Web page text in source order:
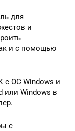
для
и
и с помощью
с ОС Windows и
или Windows в
с